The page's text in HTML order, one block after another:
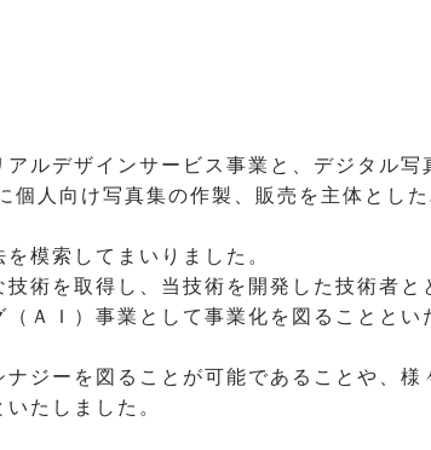
ルデザインサービス事業と、デジタル写
人向け写真集の作製、販売を主体とし
模索してまいりました。
術を取得し、当技術を開発した技術者と
ＡＩ）事業として事業化を図ることとい
ジーを図ることが可能であることや、様
たしました。